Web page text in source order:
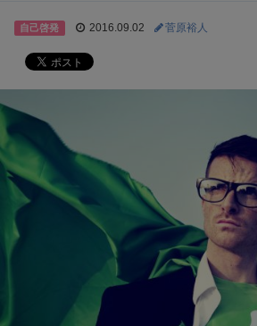
自己啓発 2016.09.02 菅原裕人